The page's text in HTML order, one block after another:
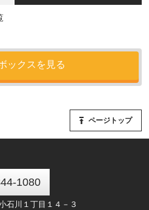
ックスを見る
ページトップ
1080
石川１丁目１４－３